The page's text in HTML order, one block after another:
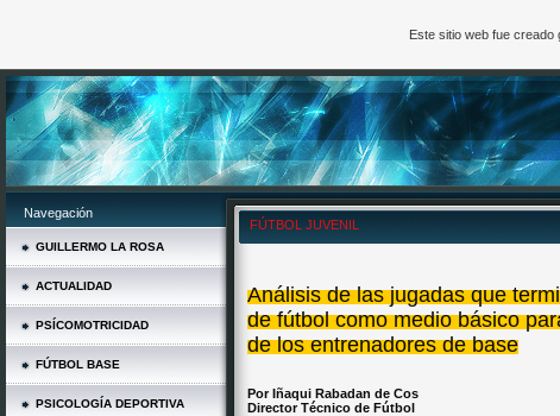
Navegación
GUILLERMO LA ROSA
ACTUALIDAD
PSÍCOMOTRICIDAD
FÚTBOL BASE
PSICOLOGÍA DEPORTIVA
FÚTBOL JUVENIL
Análisis de las jugadas que
de fútbol como medio básico
de los entrenadores de base
Por Iñaqui Rabadan de Cos
Director Técnico de Fútbol
Este sitio web fue creado